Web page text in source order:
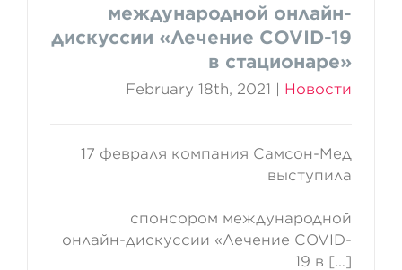
международной онлайн-
дискуссии «Лечение COVID-19
в стационаре»
February 18th, 2021 | Новости
17 февраля компания Самсон-Мед
выступила
спонсором международной
онлайн‑дискуссии «Лечение COVID-
19 в […]